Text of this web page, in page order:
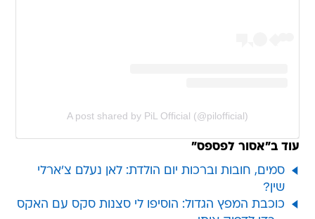
A post shared by PiL Official (@pilofficial)
עוד ב"אסור לפספס"
סמים, חובות וברכות יום הולדת: לאן נעלם צ'ארלי
שין?
כוכבת המפץ הגדול: הוסיפו לי סצנות סקס עם האקס